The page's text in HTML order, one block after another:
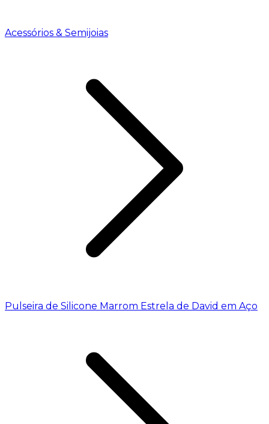
Acessórios & Semijoias
Pulseira de Silicone Marrom Estrela de David em Aço